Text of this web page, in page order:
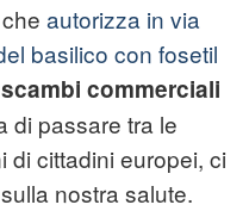
autorizza in via
basilico con fosetil
commerciali
di passare tra le
di cittadini europei, ci
nostra salute.